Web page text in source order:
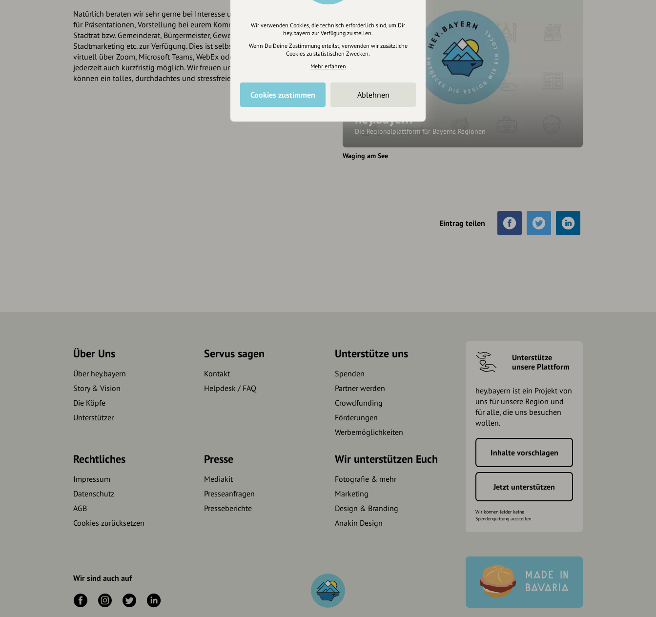
Natürlich beraten wir sehr gerne bei Interesse unverbindlich und stehen
für Präsentationen, Vorstellung bei eurem Kommunalparlament wie
Stadtrat bzw. Gemeinderat, Bürgermeister, Gewerbeverband,
Stadtmarketing etc. zur Verfügung. Dies ist selbstverständlich auch
virtuell über Zoom, Microsoft Teams, WebEx oder anderen Lösungen
jederzeit auch kurzfristig möglich. Wir freuen uns auf eure Anfrage und
können ein tolles, durchdachtes und stressfreies Gesamtkonzept bieten.
hey.bayern
Die Regionalplattform für Bayerns Regionen
Waging am See
Eintrag teilen
Über Uns
Über hey.bayern
Story & Vision
Die Köpfe
Unterstützer
Servus sagen
Kontakt
Helpdesk / FAQ
Unterstütze uns
Spenden
Partner werden
Crowdfunding
Förderungen
Werbemöglichkeiten
Rechtliches
Impressum
Datenschutz
AGB
Cookies zurücksetzen
Presse
Mediakit
Presseanfragen
Presseberichte
Wir unterstützen Euch
Fotografie & mehr
Marketing
Design & Branding
Anakin Design
Unterstütze
unsere Plattform
hey.bayern ist ein Projekt von
uns für unsere Region und
für alle, die uns besuchen
wollen.
Inhalte vorschlagen
Jetzt unterstützen
Wir können leider keine
Spendenquittung ausstellen.
Wir sind auch auf
Wir verwenden Cookies, die technisch erforderlich sind, um Dir
hey.bayern zur Verfügung zu stellen.
Wenn Du Deine Zustimmung erteilst, verwenden wir zusätzliche
Cookies zu statistischen Zwecken.
Mehr erfahren
Cookies zustimmen Ablehnen